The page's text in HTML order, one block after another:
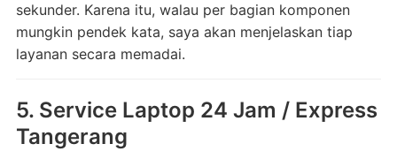
sekunder. Karena itu, walau per bagian komponen
mungkin pendek kata, saya akan menjelaskan tiap
layanan secara memadai.
5. Service Laptop 24 Jam / Express
Tangerang